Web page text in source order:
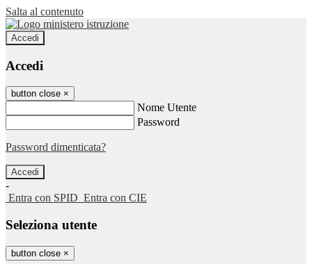
Salta al contenuto
Accedi
Accedi
button close ×
Nome Utente
Password
Password dimenticata?
-
Entra con SPID Entra con CIE
Seleziona utente
button close ×